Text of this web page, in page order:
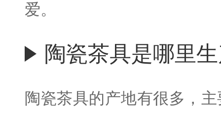
爱。
陶瓷茶具是哪里
陶瓷茶具的产地有很多，